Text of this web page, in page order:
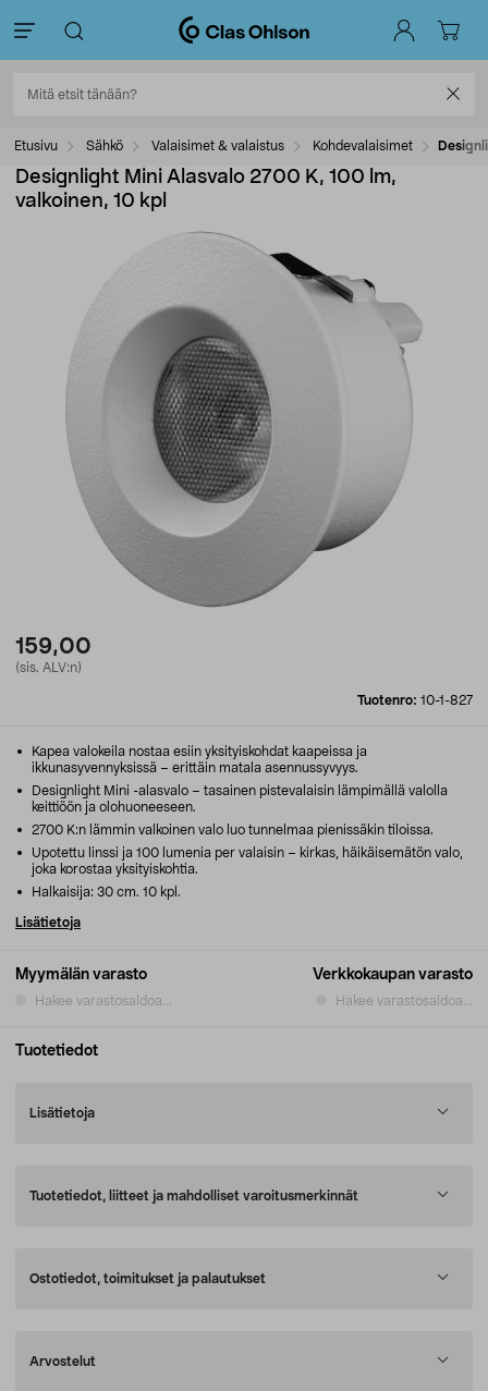
Etusivu Sähkö Valaisimet & valaistus Kohdevalaisimet
Designlight Mini Alasvalo 2700 K, 100 lm,
valkoinen, 10 kpl
159,00
(sis. ALV:n)
Tuotenro: 10-1-827
Myymälän varasto
Hakee varastosaldoa...
Verkkokaupan varasto
Hakee varastosaldoa...
Kapea valokeila nostaa esiin yksityiskohdat kaapeissa ja
ikkunasyvennyksissä – erittäin matala asennussyvyys.
Designlight Mini -alasvalo – tasainen pistevalaisin lämpimällä valolla
keittiöön ja olohuoneeseen.
2700 K:n lämmin valkoinen valo luo tunnelmaa pienissäkin tiloissa.
Upotettu linssi ja 100 lumenia per valaisin – kirkas, häikäisemätön valo,
joka korostaa yksityiskohtia.
Halkaisija: 30 cm. 10 kpl.
Lisätietoja
Tuotetiedot
Lisätietoja
Tuotetiedot, liitteet ja mahdolliset varoitusmerkinnät
Ostotiedot, toimitukset ja palautukset
Arvostelut